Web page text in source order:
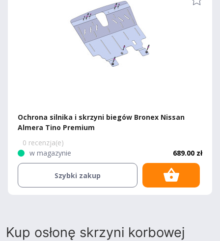
Ochrona silnika i skrzyni biegów Bronex Nissan
Almera Tino Premium
0 recenzja(e)
w magazynie
689.00 zł
Szybki zakup
Kup osłonę skrzyni korbowej